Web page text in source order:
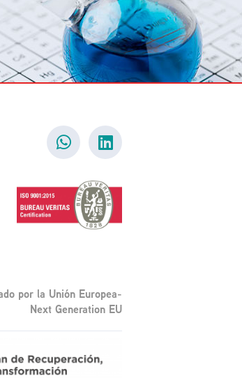
por la Unión Europea-
Next Generation EU